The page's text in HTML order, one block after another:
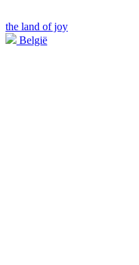
the land of joy
België